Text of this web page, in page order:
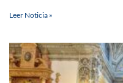
Leer Noticia »